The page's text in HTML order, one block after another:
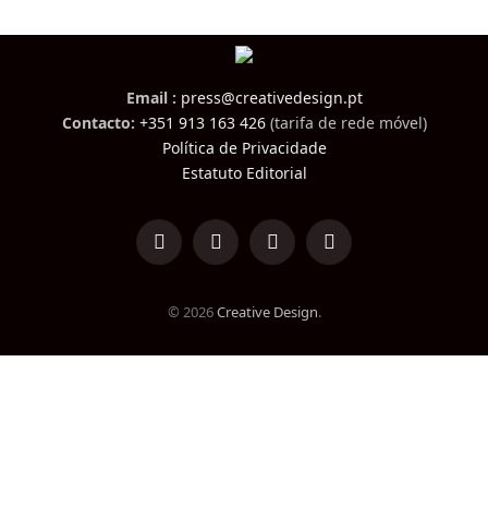
Email : press@creativedesign.pt
Contacto: +351 913 163 426(tarifa de rede móvel)
Política de Privacidade
Estatuto Editorial
LinkedInFacebookInstagramTikTok
© 2026Creative Design.